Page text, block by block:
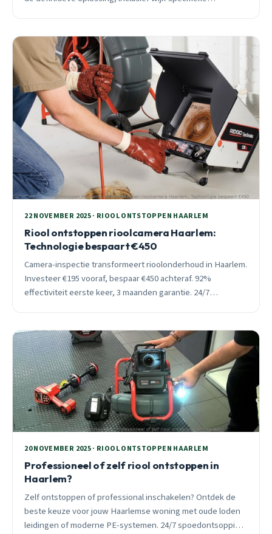
22 NOVEMBER 2025 · RIOOL ONTSTOPPEN HAARLEM
Riool ontstoppen rioolcamera Haarlem:
Technologie bespaart €450
Camera-inspectie transformeert rioolonderhoud in Haarlem.
Investeer €195 vooraf, bespaar €450 achteraf. 92%
effectiviteit eerste keer, 3 maanden garantie. 24/7
20 NOVEMBER 2025 · RIOOL ONTSTOPPEN HAARLEM
Professioneel of zelf riool ontstoppen in
Haarlem?
Zelf ontstoppen of professional inschakelen? Ontdek de
beste keuze voor jouw Haarlemse woning met oude loden
leidingen of moderne PE-systemen. 24/7 spoedontsopping